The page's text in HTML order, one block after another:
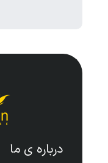
درباره ی ما